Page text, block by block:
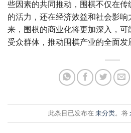
些因素的共同推动，围棋不仅在
的活力，还在经济效益和社会影
来，围棋的商业化将更加深入，
受众群体，推动围棋产业的全面发
此条目已发布在 未分类 。将